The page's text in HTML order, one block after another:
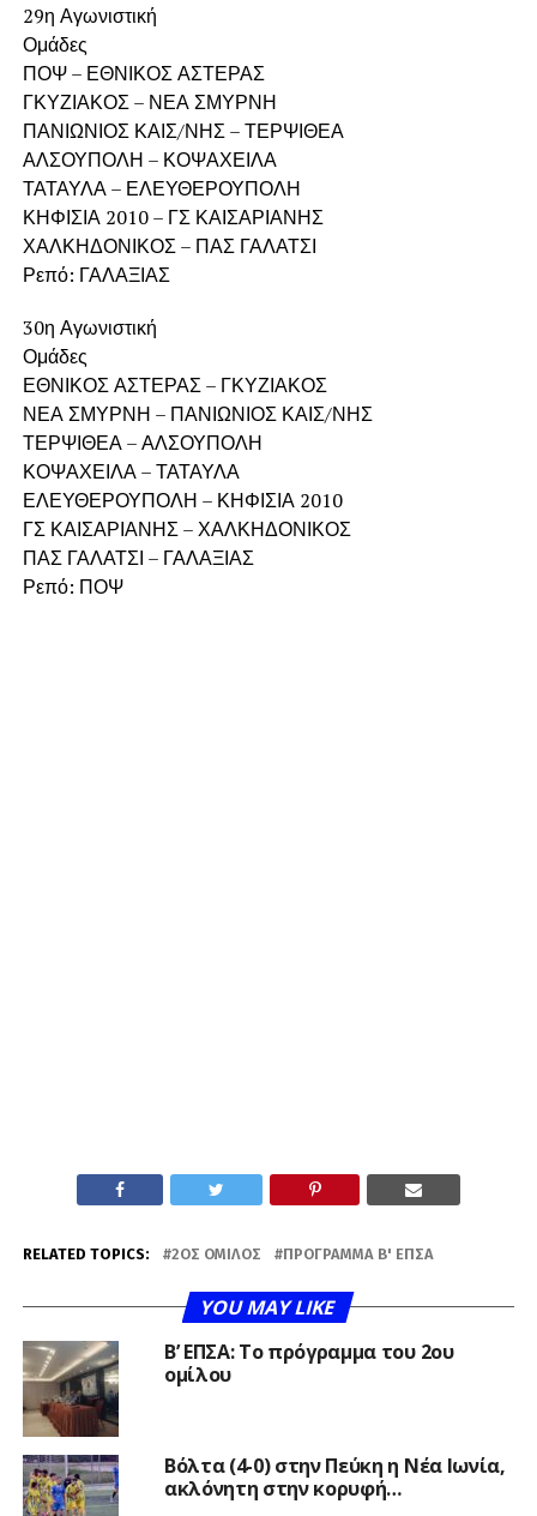
29η Αγωνιστική
Ομάδες
ΠΟΨ – ΕΘΝΙΚΟΣ ΑΣΤΕΡΑΣ
ΓΚΥΖΙΑΚΟΣ – ΝΕΑ ΣΜΥΡΝΗ
ΠΑΝΙΩΝΙΟΣ ΚΑΙΣ/ΝΗΣ – ΤΕΡΨΙΘΕΑ
ΑΛΣΟΥΠΟΛΗ – ΚΟΨΑΧΕΙΛΑ
ΤΑΤΑΥΛΑ – ΕΛΕΥΘΕΡΟΥΠΟΛΗ
ΚΗΦΙΣΙΑ 2010 – ΓΣ ΚΑΙΣΑΡΙΑΝΗΣ
ΧΑΛΚΗΔΟΝΙΚΟΣ – ΠΑΣ ΓΑΛΑΤΣΙ
Ρεπό: ΓΑΛΑΞΙΑΣ
30η Αγωνιστική
Ομάδες
ΕΘΝΙΚΟΣ ΑΣΤΕΡΑΣ – ΓΚΥΖΙΑΚΟΣ
ΝΕΑ ΣΜΥΡΝΗ – ΠΑΝΙΩΝΙΟΣ ΚΑΙΣ/ΝΗΣ
ΤΕΡΨΙΘΕΑ – ΑΛΣΟΥΠΟΛΗ
ΚΟΨΑΧΕΙΛΑ – ΤΑΤΑΥΛΑ
ΕΛΕΥΘΕΡΟΥΠΟΛΗ – ΚΗΦΙΣΙΑ 2010
ΓΣ ΚΑΙΣΑΡΙΑΝΗΣ – ΧΑΛΚΗΔΟΝΙΚΟΣ
ΠΑΣ ΓΑΛΑΤΣΙ – ΓΑΛΑΞΙΑΣ
Ρεπό: ΠΟΨ
RELATED TOPICS: 2ΟΣ ΌΜΙΛΟΣ ΠΡΌΓΡΑΜΜΑ Β' ΕΠΣΑ
YOU MAY LIKE
Β’ ΕΠΣΑ: Το πρόγραμμα του 2ου
ομίλου
Βόλτα (4-0) στην Πεύκη η Νέα Ιωνία,
ακλόνητη στην κορυφή…